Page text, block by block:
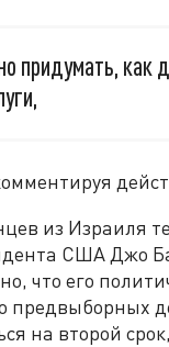
придумать, как
из Израиля
США Джо
что его
предвыборных
на второй